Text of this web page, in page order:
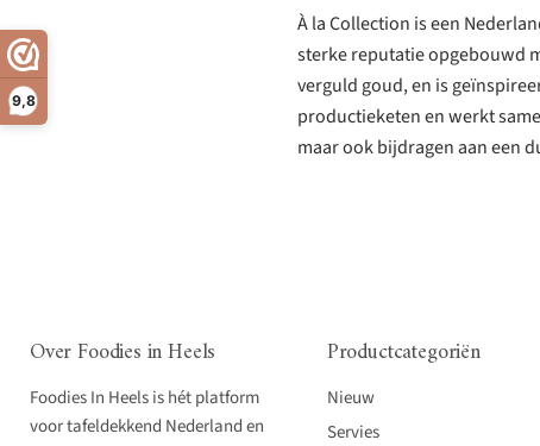
9,8
À la Collection is een
sterke reputatie opgebouwd
verguld goud, en is
productieketen en werkt
maar ook bijdragen aan een
Over Foodies in Heels
Foodies In Heels is hét platform
voor tafeldekkend Nederland en
Productcategoriën
Nieuw
Servies